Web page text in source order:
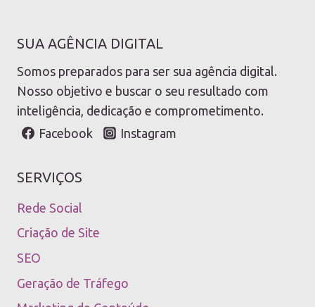
SUA AGÊNCIA DIGITAL
Somos preparados para ser sua agência digital.
Nosso objetivo e buscar o seu resultado com
inteligência, dedicação e comprometimento.
Facebook
Instagram
SERVIÇOS
Rede Social
Criação de Site
SEO
Geração de Tráfego